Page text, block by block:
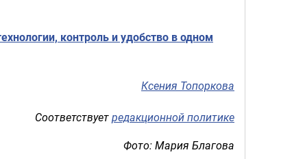
контроль и удобство в одном
Ксения Топоркова
Соответствуетредакционной политике
Фото: Мария Благова